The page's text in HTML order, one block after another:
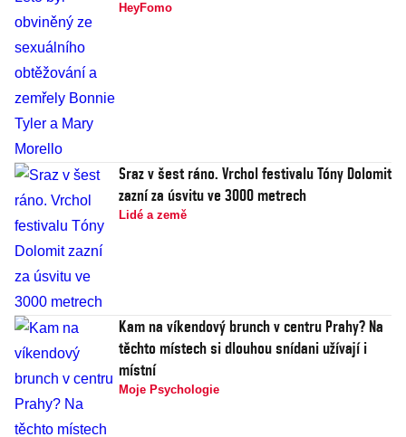
HeyFomo
Sraz v šest ráno. Vrchol festivalu Tóny Dolomit
zazní za úsvitu ve 3000 metrech
Lidé a země
Kam na víkendový brunch v centru Prahy? Na
těchto místech si dlouhou snídani užívají i
místní
Moje Psychologie